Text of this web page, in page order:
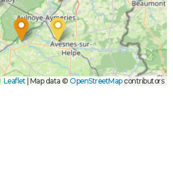
Leaflet Map data © OpenStreetMapcontributors